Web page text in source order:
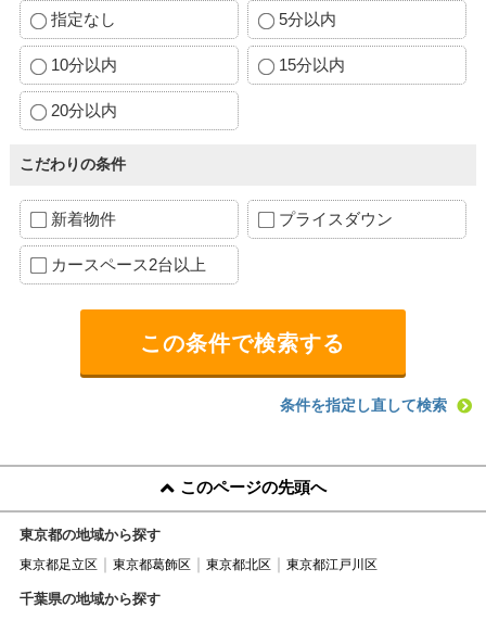
指定なし 5分以内
10分以内 15分以内
20分以内
こだわりの条件
新着物件 プライスダウン
カースペース2台以上
条件を指定し直して検索
このページの先頭へ
東京都の地域から探す
東京都足立区 東京都葛飾区 東京都北区 東京都江戸川区
千葉県の地域から探す